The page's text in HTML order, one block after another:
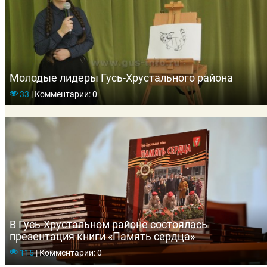
Молодые лидеры Гусь-Хрустального района
33 |Комментарии: 0
В Гусь-Хрустальном районе состоялась
презентация книги «Память сердца»
115|Комментарии: 0